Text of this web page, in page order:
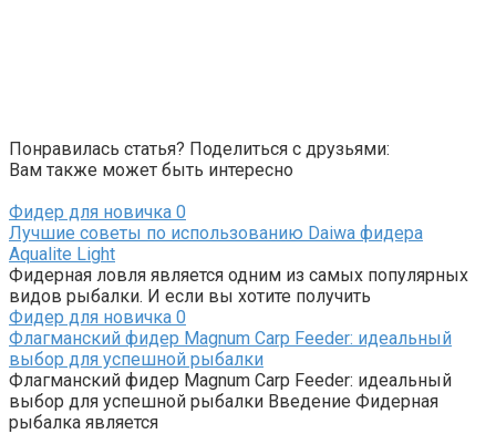
Понравилась статья? Поделиться с друзьями:
Вам также может быть интересно
Фидер для новичка 0
Лучшие советы по использованию Daiwa фидера
Aqualite Light
Фидерная ловля является одним из самых популярных
видов рыбалки. И если вы хотите получить
Фидер для новичка 0
Флагманский фидер Magnum Carp Feeder: идеальный
выбор для успешной рыбалки
Флагманский фидер Magnum Carp Feeder: идеальный
выбор для успешной рыбалки Введение Фидерная
рыбалка является